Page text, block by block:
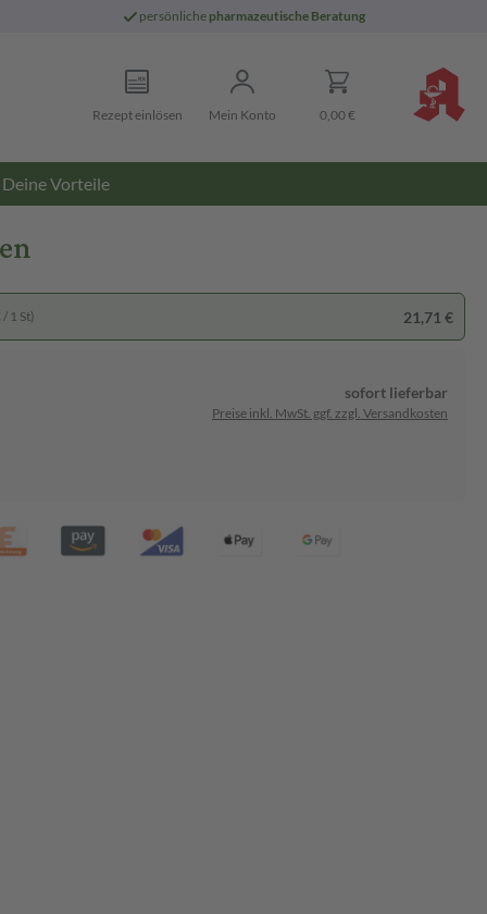
persönliche pharmazeutische Beratung
Rezept einlösen Mein Konto 0,00 €
Deine Vorteile
1 St) 21,71 €
sofort lieferbar
Preise inkl. MwSt. ggf. zzgl. Versandkosten